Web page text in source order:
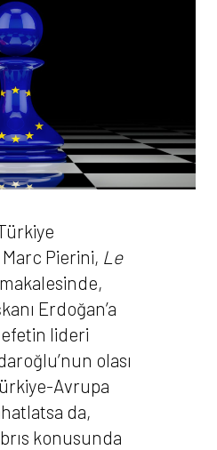
Pierini, Le
makalesinde,
Erdoğan’a
lideri
olası
Avrupa
da,
konusunda